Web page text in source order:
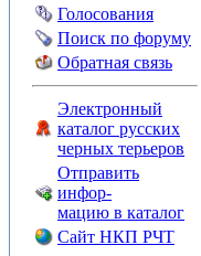
Голосования
Поиск по форуму
Обратная связь
Электронный
каталог русских
черных терьеров
Отправить
инфор-
мацию в каталог
Сайт НКП РЧТ